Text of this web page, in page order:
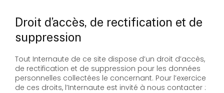
Droit d’accès, de rectification et de
suppression
Tout Internaute de ce site dispose d’un droit d’accès,
de rectification et de suppression pour les données
personnelles collectées le concernant. Pour l’exercice
de ces droits, l’Internaute est invité à nous contacter :